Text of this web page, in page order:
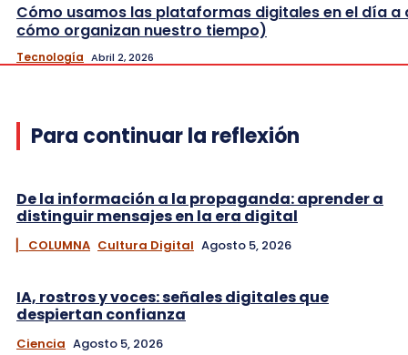
Cómo usamos las plataformas digitales en el día
cómo organizan nuestro tiempo)
Tecnología Abril 2, 2026
Para continuar la reflexión
De la información a la propaganda: aprender a
distinguir mensajes en la era digital
▏ COLUMNA Cultura Digital Agosto 5, 2026
IA, rostros y voces: señales digitales que
despiertan confianza
Ciencia Agosto 5, 2026